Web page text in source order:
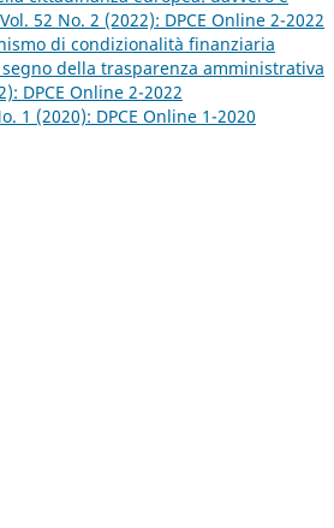
52 No. 2 (2022): DPCE Online 2-2022
di condizionalità finanziaria
della trasparenza amministrativa
DPCE Online 2-2022
1 (2020): DPCE Online 1-2020